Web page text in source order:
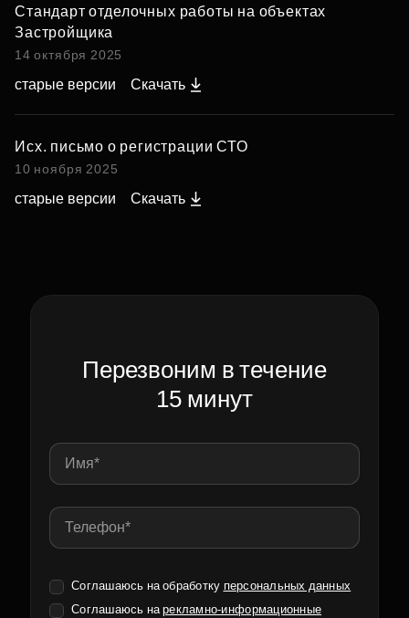
Стандарт отделочных работы на объектах
Застройщика
14 октября 2025
старые версии Скачать
Исх. письмо о регистрации СТО
10 ноября 2025
старые версии Скачать
Перезвоним в течение
15 минут
Соглашаюсь на обработку персональных данных
Соглашаюсь нарекламно-информационные